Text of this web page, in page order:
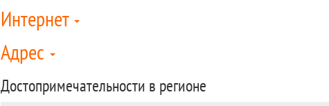
Интернет
Адрес
Достопримечательности в регионе